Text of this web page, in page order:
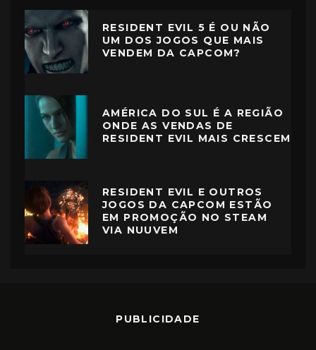
RESIDENT EVIL 5 É OU NÃO
UM DOS JOGOS QUE MAIS
VENDEM DA CAPCOM?
AMÉRICA DO SUL É A REGIÃO
ONDE AS VENDAS DE
RESIDENT EVIL MAIS CRESCEM
RESIDENT EVIL E OUTROS
JOGOS DA CAPCOM ESTÃO
EM PROMOÇÃO NO STEAM
VIA NUUVEM
PUBLICIDADE